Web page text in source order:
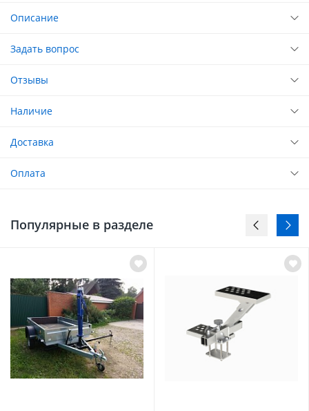
Описание
Задать вопрос
Отзывы
Наличие
Доставка
Оплата
Популярные в разделе